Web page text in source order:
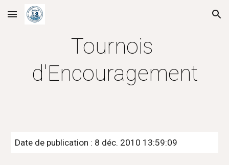
Skip to main content Skip to navigation
Tournois
d'Encouragement
Date de publication : 8 déc. 2010 13:59:09